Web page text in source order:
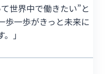
世界中で働きたい”と
歩一歩がきっと未来に
」